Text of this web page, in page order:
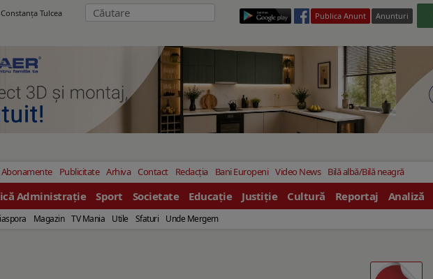
Tulcea
Publica Anunt Anunturi
Abonamente Publicitate Arhiva Contact Redacția Bani Europeni Video News Bilă albă/Bilă neagră
Administrație Sport Societate Educație Justiție Cultură Reportaj Analiză
Magazin TV Mania Utile Sfaturi Unde Mergem